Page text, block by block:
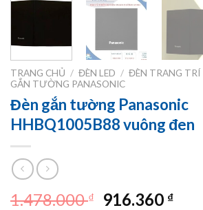
TRANG CHỦ / ĐÈN LED / ĐÈN TRANG TRÍ
GẮN TƯỜNG PANASONIC
Đèn gắn tường Panasonic
HHBQ1005B88 vuông đen
1.478.000₫
Giá
916.360 ₫Giá